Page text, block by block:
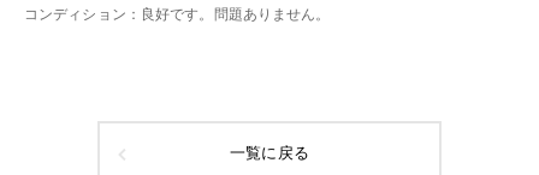
コンディション：良好です。問題ありません。
一覧に戻る